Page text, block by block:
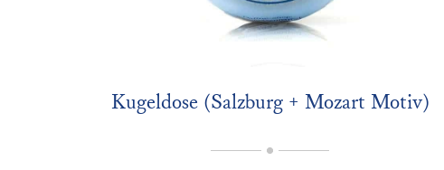
Kugeldose (Salzburg + Mozart Motiv)